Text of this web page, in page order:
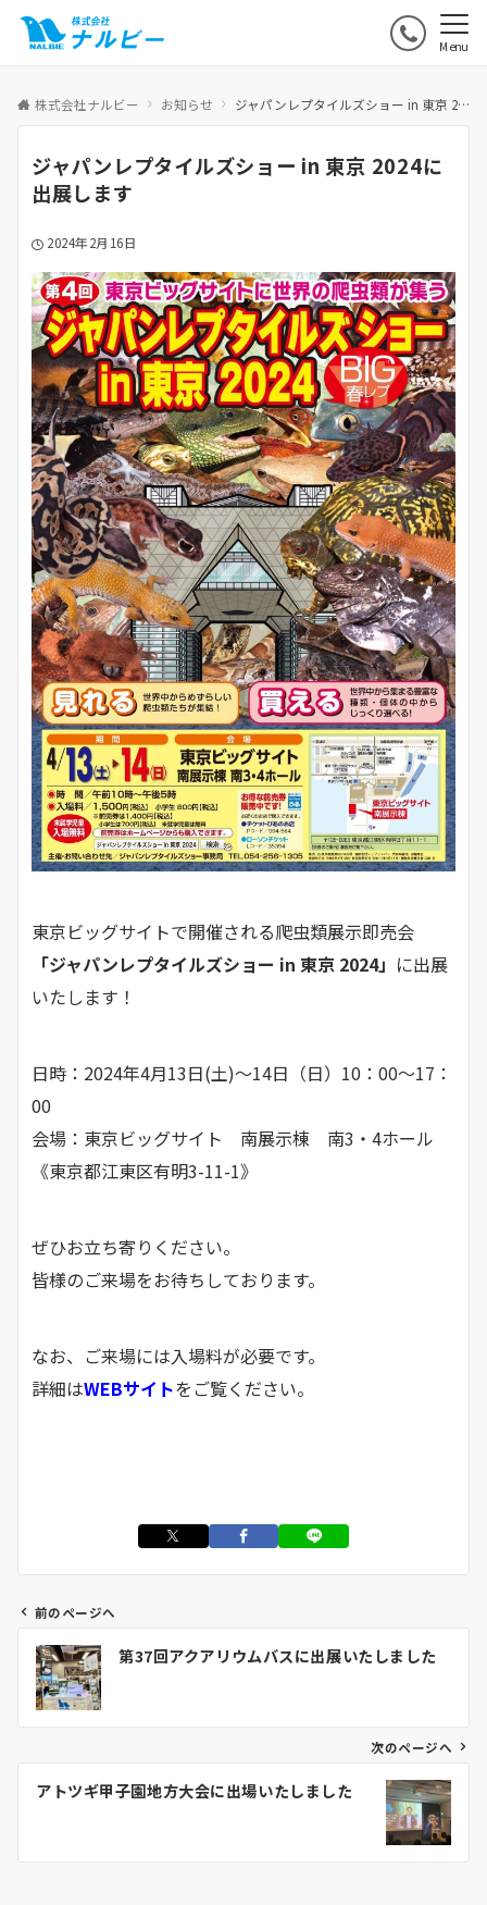
Menu
株式会社ナルビー お知らせ ジャパンレプタイルズショー in 東京 2024に出展します
ジャパンレプタイルズショー in 東京 2024に
出展します
2024年2月16日
東京ビッグサイトで開催される爬虫類展示即売会
「ジャパンレプタイルズショー in 東京 2024」 に出展
いたします！
日時：2024年4月13日(土)～14日（日）10：00～17：
00
会場：東京ビッグサイト 南展示棟 南3・4ホール
《東京都江東区有明3-11-1》
ぜひお立ち寄りください。
皆様のご来場をお待ちしております。
なお、ご来場には入場料が必要です。
詳細はWEBサイトをご覧ください。
ビ
ン
前のページへ
第37回アクアリウムバスに出展いたしました
次のページへ
アトツギ甲子園地方大会に出場いたしました